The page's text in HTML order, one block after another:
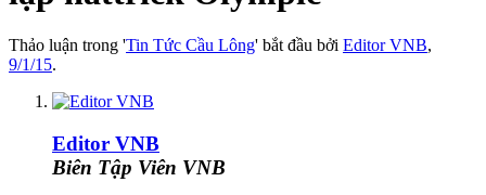
Thảo luận trong 'Tin Tức Cầu Lông' bắt đầu bởi Editor VNB,
9/1/15.
Editor VNB
Biên Tập Viên VNB